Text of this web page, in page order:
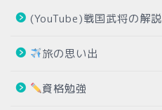
(YouTube)戦国武将の解説
旅の思い出
資格勉強